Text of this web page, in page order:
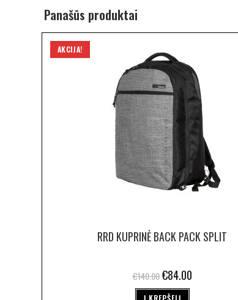
Panašūs produktai
AKCIJA!
RRD KUPRINĖ BACK PACK SPLIT
€140.00€84.00
Į KREPŠELĮ